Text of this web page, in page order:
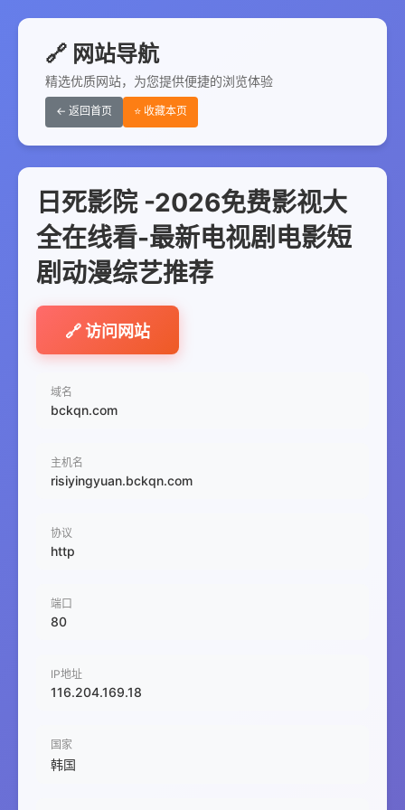
🔗 网站导航
精选优质网站，为您提供便捷的浏览体验
← 返回首页 ⭐ 收藏本页
日死影院 -2026免费影视大
全在线看-最新电视剧电影短
剧动漫综艺推荐
🔗 访问网站
域名
bckqn.com
主机名
risiyingyuan.bckqn.com
协议
http
端口
80
IP地址
116.204.169.18
国家
韩国